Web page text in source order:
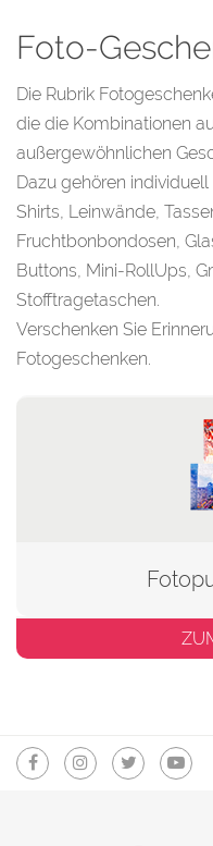
Foto-
Die Rubrik
die die Kombinationen
außergewöhnlichen
Dazu gehören
Shirts, Leinwände,
Fruchtbonbondosen,
Buttons, Mini-RollUps,
Stofftragetaschen.
Verschenken Sie
Fotogeschenken.